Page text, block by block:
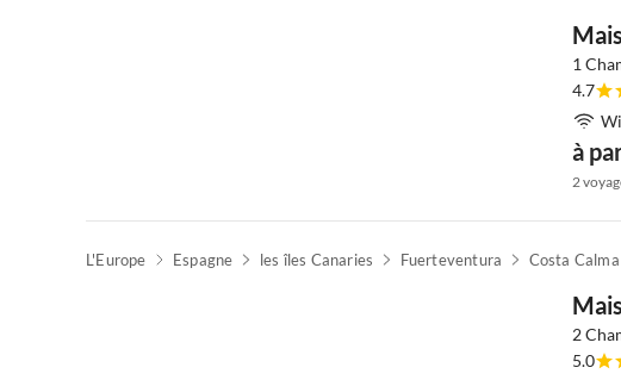
1
4.7
à
2
L'Europe Espagne les îles Canaries Fuerteventura Costa Calma
2
5.0